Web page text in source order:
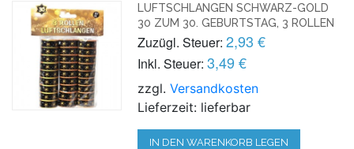
LUFTSCHLANGEN SCHWARZ-GOLD
30 ZUM 30. GEBURTSTAG, 3 ROLLEN
Zuzügl. Steuer: 2,93 €
Inkl. Steuer: 3,49 €
zzgl.Versandkosten
Lieferzeit: lieferbar
IN DEN WARENKORB LEGEN